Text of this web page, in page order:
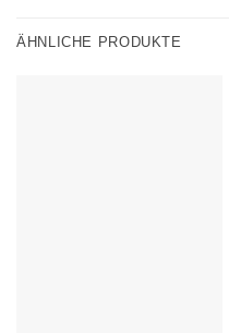
ÄHNLICHE PRODUKTE